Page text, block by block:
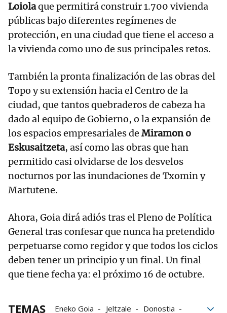
Loiolaque permitirá construir 1.700 vivienda
públicas bajo diferentes regímenes de
protección, en una ciudad que tiene el acceso a
la vivienda como uno de sus principales retos.
También la pronta finalización de las obras del
Topo y su extensión hacia el Centro de la
ciudad, que tantos quebraderos de cabeza ha
dado al equipo de Gobierno, o la expansión de
los espacios empresariales de Miramon o
Eskusaitzeta, así como las obras que han
permitido casi olvidarse de los desvelos
nocturnos por las inundaciones de Txomin y
Martutene.
Ahora, Goia dirá adiós tras el Pleno de Política
General tras confesar que nunca ha pretendido
perpetuarse como regidor y que todos los ciclos
deben tener un principio y un final. Un final
que tiene fecha ya: el próximo 16 de octubre.
TEMAS Eneko Goia Jeltzale Donostia